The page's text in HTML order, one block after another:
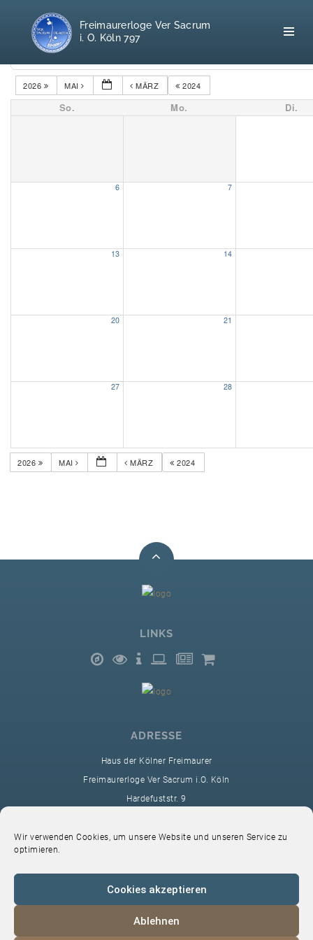
Wir verwenden Cookies, um unsere Website und unseren Service zu
optimieren.
Cookies akzeptieren
Ablehnen
Freimaurerloge Ver Sacrum
i. O. Köln 797
Kategorien
2024
MÄRZ
MAI
2026
So. Mo. Di.
6 7
13 14
20 21
27 28
2024
MÄRZ
MAI
2026
LINKS
ADRESSE
Haus der Kölner Freimaurer
Freimaurerloge Ver Sacrum i.O. Köln
Hardefuststr. 9
sekretariat@ver-sacrum.org
© 2024 Copyright Ver Sacrum